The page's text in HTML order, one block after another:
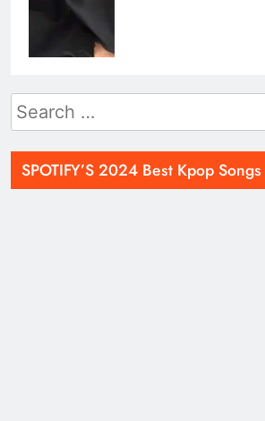
Search
for:
SPOTIFY’S 2024 Best Kpop Songs